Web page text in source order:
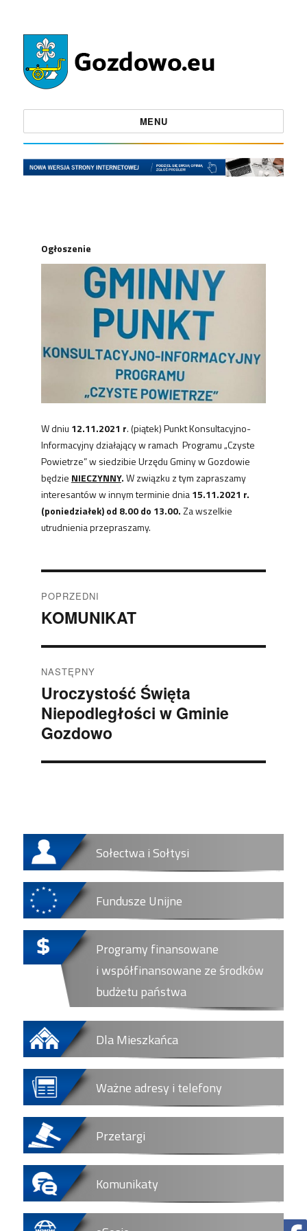
MENU
Ogłoszenie
W dniu 12.11.2021 r. (piątek) Punkt Konsultacyjno-
Informacyjny działający w ramach Programu „Czyste
Powietrze” w siedzibie Urzędu Gminy w Gozdowie
będzie NIECZYNNY.W związku z tym zapraszamy
interesantów w innym terminie dnia15.11.2021 r.
(poniedziałek) od 8.00 do 13.00.Za wszelkie
utrudnienia przepraszamy.
wpisu
POPRZEDNI
Poprzedni
KOMUNIKAT
NASTĘPNY
Następny
wpis:
Uroczystość Święta
Niepodległości w Gminie
Gozdowo
Sołectwa i Sołtysi
Fundusze Unijne
Programy finansowane
i współfinansowane ze środków
budżetu państwa
Dla Mieszkańca
Ważne adresy i telefony
Przetargi
Komunikaty